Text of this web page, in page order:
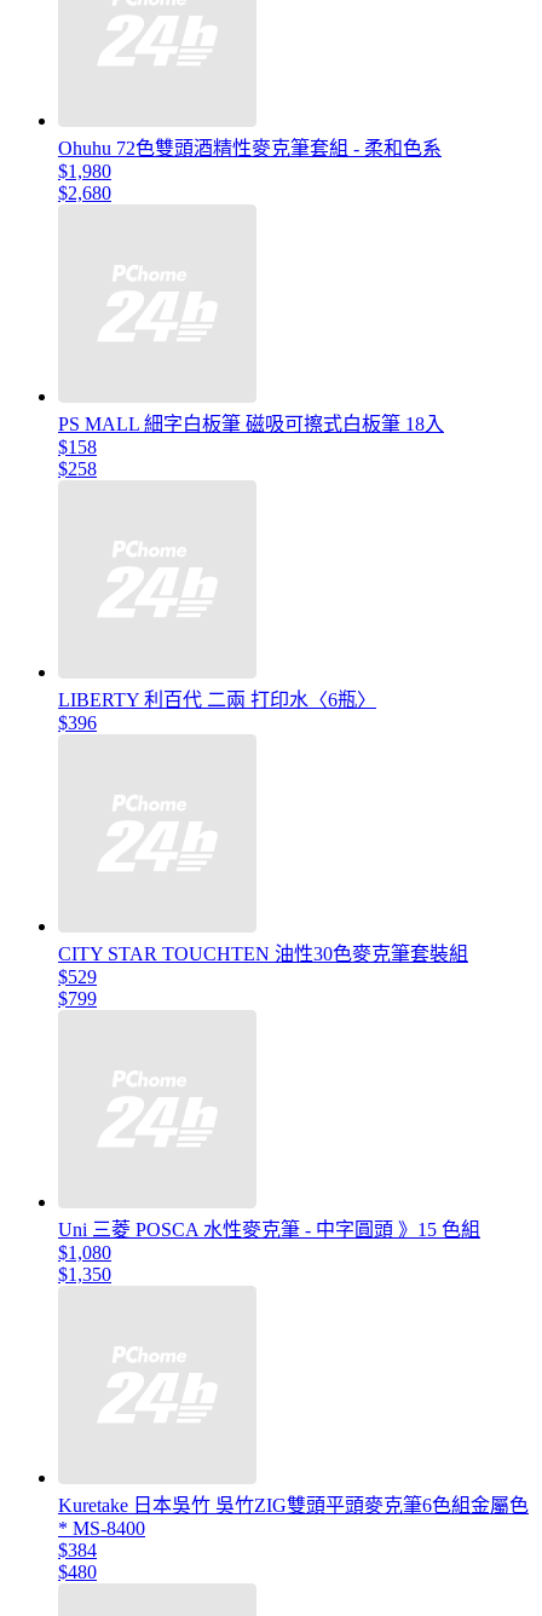
Ohuhu 72色雙頭酒精性麥克筆套組 - 柔和色系
$1,980
$2,680
PS MALL 細字白板筆 磁吸可擦式白板筆 18入
$158
$258
LIBERTY 利百代 二兩 打印水〈6瓶〉
$396
CITY STAR TOUCHTEN 油性30色麥克筆套裝組
$529
$799
Uni 三菱 POSCA 水性麥克筆 - 中字圓頭 》15 色組
$1,080
$1,350
Kuretake 日本吳竹 吳竹ZIG雙頭平頭麥克筆6色組金屬色
* MS-8400
$384
$480